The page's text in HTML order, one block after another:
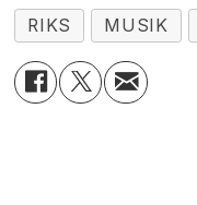
RIKS MUSIK